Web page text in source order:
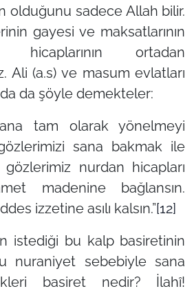
olduğunu sadece Allah bilir.
gayesi ve maksatlarının
ortadan
Ali (a.s) ve masum evlatları
da şöyle demekteler:
tam olarak yönelmeyi
sana bakmak ile
nurdan hicapları
madenine bağlansın.
izzetine asılı kalsın.”[12]
istediği bu kalp basiretinin
nuraniyet sebebiyle sana
basiret nedir? İlahî!